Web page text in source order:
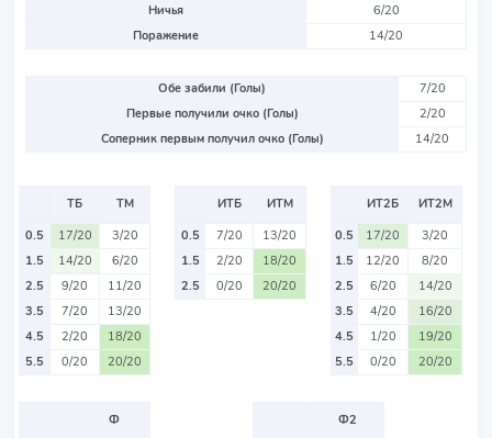
Ничья
6/20
Поражение
14/20
Обе забили (Голы)
7/20
Первые получили очко (Голы)
2/20
Соперник первым получил очко (Голы)
14/20
ТБ
ТМ
0.5
17/20
3/20
1.5
14/20
6/20
2.5
9/20
11/20
3.5
7/20
13/20
4.5
2/20
18/20
5.5
0/20 20/20
ИТБ
ИТМ
0.5
7/20
13/20
1.5
2/20
18/20
2.5
0/20 20/20
ИТ2Б
ИТ2М
0.5
17/20
3/20
1.5
12/20
8/20
2.5
6/20
14/20
3.5
4/20
16/20
4.5
1/20
19/20
5.5
0/20 20/20
Ф
Ф2